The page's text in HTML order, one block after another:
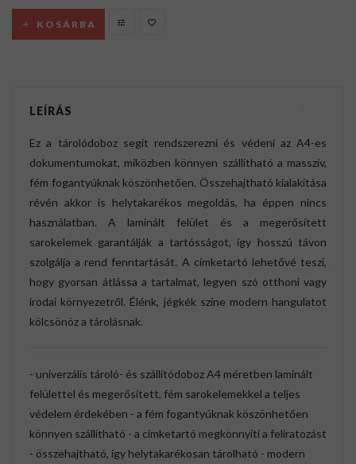
KOSÁRBA
LEÍRÁS
Ez a tárolódoboz segít rendszerezni és védeni az A4-es
dokumentumokat, miközben könnyen szállítható a masszív,
fém fogantyúknak köszönhetően. Összehajtható kialakítása
révén akkor is helytakarékos megoldás, ha éppen nincs
használatban. A laminált felület és a megerősített
sarokelemek garantálják a tartósságot, így hosszú távon
szolgálja a rend fenntartását. A címketartó lehetővé teszi,
hogy gyorsan átlássa a tartalmat, legyen szó otthoni vagy
irodai környezetről. Élénk, jégkék színe modern hangulatot
kölcsönöz a tárolásnak.
- univerzális tároló- és szállítódoboz A4 méretben laminált
felülettel és megerősített, fém sarokelemekkel a teljes
védelem érdekében - a fém fogantyúknak köszönhetően
könnyen szállítható - a címketartó megkönnyíti a feliratozást
- összehajtható, így helytakarékosan tárolható - modern